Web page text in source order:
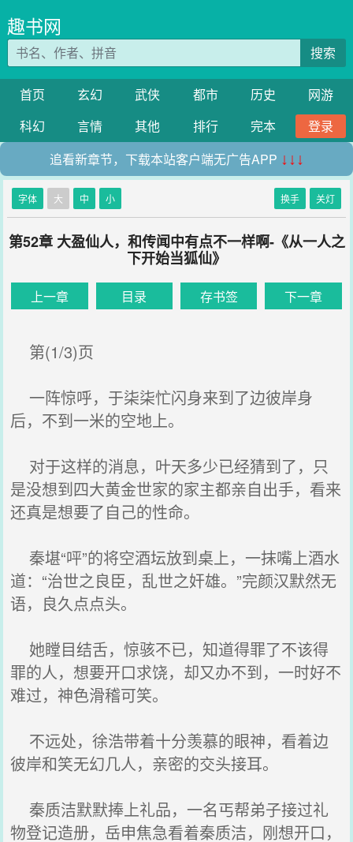
趣书网
搜索
首页 玄幻 武侠 都市 历史
网游
科幻
言情 其他 排行 完本
登录
追看新章节，下载本站客户端无广告APP ↓↓↓
字体 大 中 小 换手 关灯
第52章 大盈仙人，和传闻中有点不一样啊-《从一人之
下开始当狐仙》
上一章 目录 存书签 下一章
第(1/3)页
一阵惊呼，于柒柒忙闪身来到了边彼岸身
后，不到一米的空地上。
对于这样的消息，叶天多少已经猜到了，只
是没想到四大黄金世家的家主都亲自出手，看来
还真是想要了自己的性命。
秦堪“呯”的将空酒坛放到桌上，一抹嘴上酒水
道：“治世之良臣，乱世之奸雄。”完颜汉默然无
语，良久点点头。
她瞠目结舌，惊骇不已，知道得罪了不该得
罪的人，想要开口求饶，却又办不到，一时好不
难过，神色滑稽可笑。
不远处，徐浩带着十分羡慕的眼神，看着边
彼岸和笑无幻几人，亲密的交头接耳。
秦质洁默默捧上礼品，一名丐帮弟子接过礼
物登记造册，岳申焦急看着秦质洁，刚想开口，